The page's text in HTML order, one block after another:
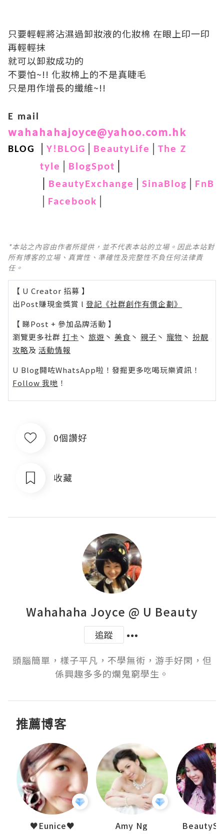
只要輕輕將沾濕過卸妝液的化妝棉 在眼上印一印
再輕輕抹
就可以卸妝成功的
不要怕~!! 化妝棉上的不是真睫毛
只是用作增長的纖維~!!
E mail
wahahahajoyce@yahoo.com.hk
BLOG Y!BLOG BeautyLife
The Z
tyle
BlogSpot
BeautyExchange SinaBlog FnB
Facebook
*本站之內容由作者所提供，並不代表本站的立場。因此本站對
所有博客的立場、真實性、準確性及完整性不負任何法律責
任。
【 U Creator 招募 】
出Post賺現金獎賞 l 登記《社群創作有價企劃》
【 睇Post + 參加品牌活動 】
瀏覽更多社群 打卡 丶 旅遊 丶 美食 丶 親子 丶 寵物 丶 扮靚
攻略及 活動情報
U Blog開咗WhatsApp啦！發掘更多吃喝玩樂資訊！
Follow 我哋 ！
0個讚好
收藏
Wahahaha Joyce @ U Beauty
追蹤
頭腦簡單，樣子平凡，不學無術，游手好閑，但
推薦博客
♥Eunice♥ Amy Ng